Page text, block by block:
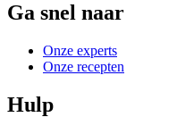
Ga snel naar
Onze experts
Onze recepten
Hulp